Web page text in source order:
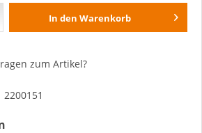
In den Warenkorb
zum Artikel?
2200151